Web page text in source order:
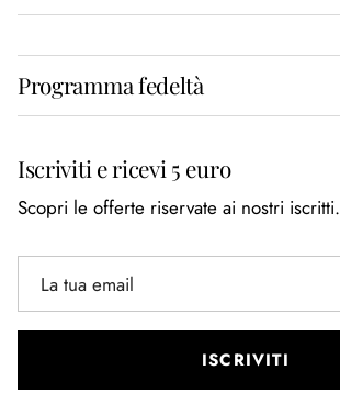
Programma fedeltà
Iscriviti e ricevi 5 euro
Scopri le offerte riservate ai nostri iscritti.
ISCRIVITI